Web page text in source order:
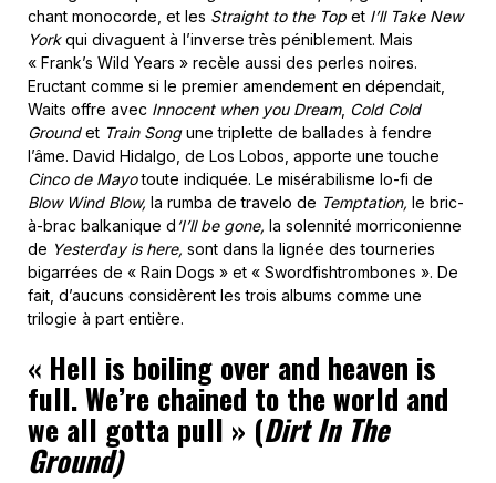
chant monocorde, et les Straight to the Top et I’ll Take New
Yorkqui divaguent à l’inverse très péniblement. Mais
« Frank’s Wild Years » recèle aussi des perles noires.
Eructant comme si le premier amendement en dépendait,
Waits offre avec Innocent when you Dream, Cold Cold
Groundet Train Songune triplette de ballades à fendre
l’âme. David Hidalgo, de Los Lobos, apporte une touche
Cinco de Mayotoute indiquée. Le misérabilisme lo-fi de
Blow Wind Blow, la rumba de travelo de Temptation, le bric-
à-brac balkanique d‘I’ll be gone, la solennité morriconienne
de Yesterday is here, sont dans la lignée des tourneries
bigarrées de « Rain Dogs » et « Swordfishtrombones ». De
fait, d’aucuns considèrent les trois albums comme une
trilogie à part entière.
« Hell is boiling over and heaven is
full. We’re chained to the world and
we all gotta pull » (Dirt In The
Ground)